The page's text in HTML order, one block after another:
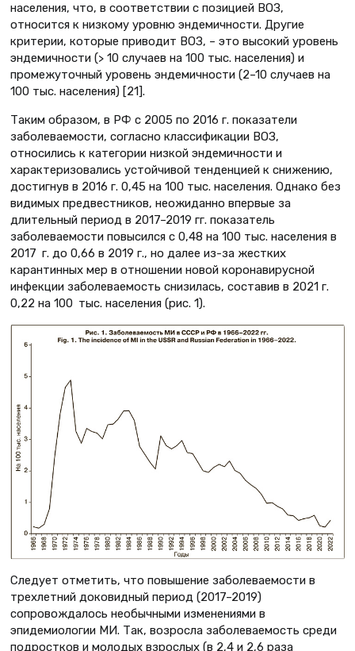
населения, что, в соответствии с позицией ВОЗ,
относится к низкому уровню эндемичности. Другие
критерии, которые приводит ВОЗ, – это высокий уровень
эндемичности (> 10 случаев на 100 тыс. населения) и
промежуточный уровень эндемичности (2–10 случаев на
100 тыс. населения) [21].
Таким образом, в РФ с 2005 по 2016 г. показатели
заболеваемости, согласно классификации ВОЗ,
относились к категории низкой эндемичности и
характеризовались устойчивой тенденцией к снижению,
достигнув в 2016 г. 0,45 на 100 тыс. населения. Однако без
видимых предвестников, неожиданно впервые за
длительный период в 2017–2019 гг. показатель
заболеваемости повысился с 0,48 на 100 тыс. населения в
2017 г. до 0,66 в 2019 г., но далее из-за жестких
карантинных мер в отношении новой коронавирусной
инфекции заболеваемость снизилась, составив в 2021 г.
0,22 на 100 тыс. населения (рис. 1).
Следует отметить, что повышение заболеваемости в
трехлетний доковидный период (2017–2019)
сопровождалось необычными изменениями в
эпидемиологии МИ. Так, возросла заболеваемость среди
подростков и молодых взрослых (в 2,4 и 2,6 раза